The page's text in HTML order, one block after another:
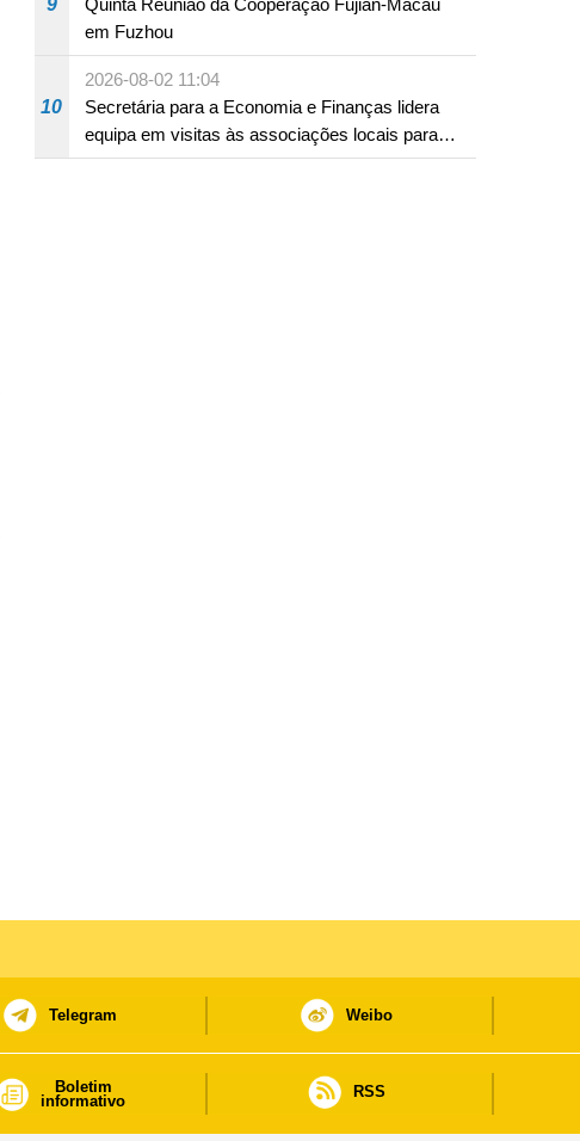
Quinta Reunião da Cooperação Fujian-Macau
em Fuzhou
10
2026-08-02 11:04
Secretária para a Economia e Finanças lidera
equipa em visitas às associações locais para
consolidar consensos e promover os trabalhos
Telegram Weibo
Boletim
informativo
RSS